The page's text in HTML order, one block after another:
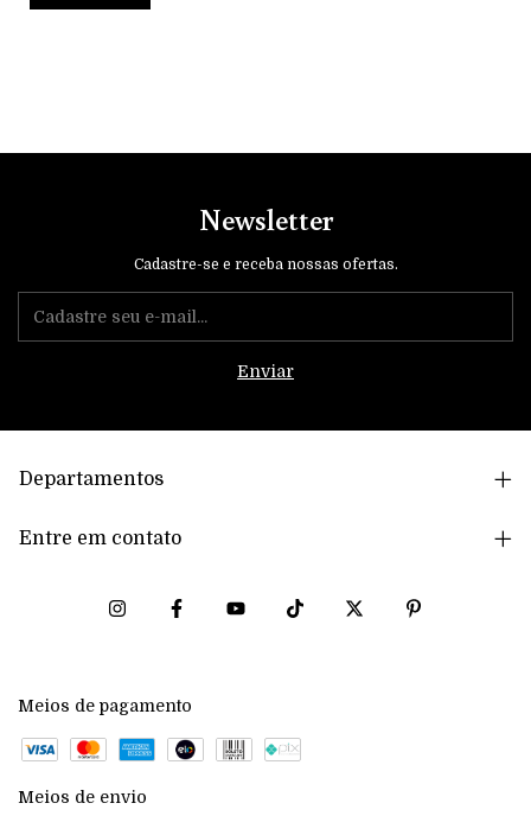
Newsletter
Cadastre-se e receba nossas ofertas.
Departamentos
Entre em contato
Meios de pagamento
Meios de envio